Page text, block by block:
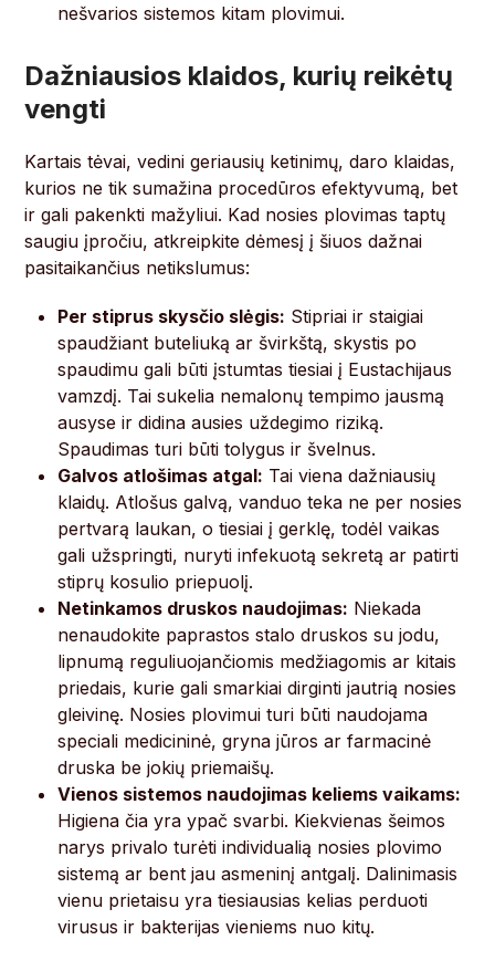
nešvarios sistemos kitam plovimui.
Dažniausios klaidos, kurių reikėtų
vengti
Kartais tėvai, vedini geriausių ketinimų, daro klaidas,
kurios ne tik sumažina procedūros efektyvumą, bet
ir gali pakenkti mažyliui. Kad nosies plovimas taptų
saugiu įpročiu, atkreipkite dėmesį į šiuos dažnai
pasitaikančius netikslumus:
Per stiprus skysčio slėgis: Stipriai ir staigiai
spaudžiant buteliuką ar švirkštą, skystis po
spaudimu gali būti įstumtas tiesiai į Eustachijaus
vamzdį. Tai sukelia nemalonų tempimo jausmą
ausyse ir didina ausies uždegimo riziką.
Spaudimas turi būti tolygus ir švelnus.
Galvos atlošimas atgal: Tai viena dažniausių
klaidų. Atlošus galvą, vanduo teka ne per nosies
pertvarą laukan, o tiesiai į gerklę, todėl vaikas
gali užspringti, nuryti infekuotą sekretą ar patirti
stiprų kosulio priepuolį.
Netinkamos druskos naudojimas: Niekada
nenaudokite paprastos stalo druskos su jodu,
lipnumą reguliuojančiomis medžiagomis ar kitais
priedais, kurie gali smarkiai dirginti jautrią nosies
gleivinę. Nosies plovimui turi būti naudojama
speciali medicininė, gryna jūros ar farmacinė
druska be jokių priemaišų.
Vienos sistemos naudojimas keliems vaikams:
Higiena čia yra ypač svarbi. Kiekvienas šeimos
narys privalo turėti individualią nosies plovimo
sistemą ar bent jau asmeninį antgalį. Dalinimasis
vienu prietaisu yra tiesiausias kelias perduoti
virusus ir bakterijas vieniems nuo kitų.